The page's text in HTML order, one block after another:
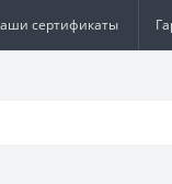
сертификаты